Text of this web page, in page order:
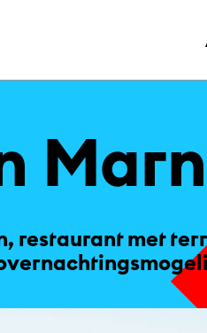
restaurant met